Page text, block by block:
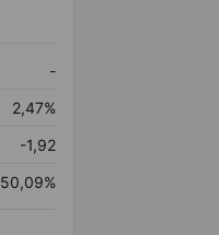
-
2,47%
-1,92
50,09%